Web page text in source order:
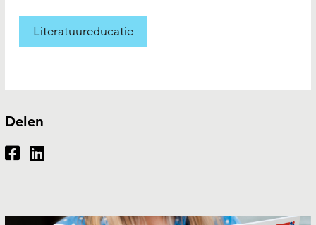
Literatuureducatie
Delen